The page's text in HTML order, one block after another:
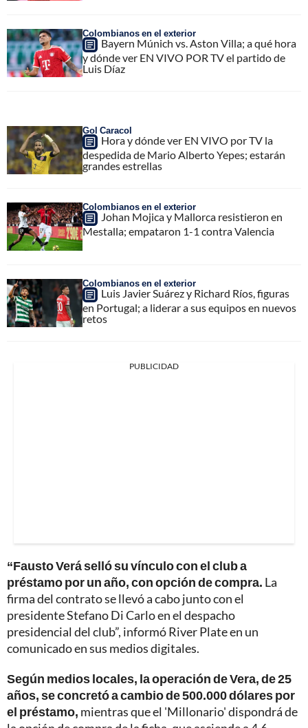
Colombianos en el exterior
Bayern Múnich vs. Aston Villa; a qué hora
y dónde ver EN VIVO POR TV el partido de
Luis Díaz
Gol Caracol
Hora y dónde ver EN VIVO por TV la
despedida de Mario Alberto Yepes; estarán
grandes estrellas
Colombianos en el exterior
Johan Mojica y Mallorca resistieron en
Mestalla; empataron 1-1 contra Valencia
Colombianos en el exterior
Luis Javier Suárez y Richard Ríos, figuras
en Portugal; a liderar a sus equipos en nuevos
retos
PUBLICIDAD
“Fausto Verá selló su vínculo con el club a
préstamo por un año, con opción de compra. La
firma del contrato se llevó a cabo junto con el
presidente Stefano Di Carlo en el despacho
presidencial del club”, informó River Plate en un
comunicado en sus medios digitales.
Según medios locales, la operación de Vera, de 25
años, se concretó a cambio de 500.000 dólares por
el préstamo, mientras que el 'Millonario' dispondrá de